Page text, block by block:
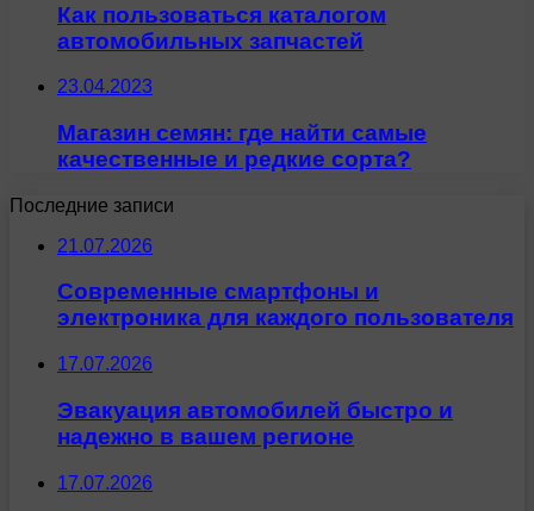
Как пользоваться каталогом
автомобильных запчастей
23.04.2023
Магазин семян: где найти самые
качественные и редкие сорта?
Последние записи
21.07.2026
Современные смартфоны и
электроника для каждого пользователя
17.07.2026
Эвакуация автомобилей быстро и
надежно в вашем регионе
17.07.2026